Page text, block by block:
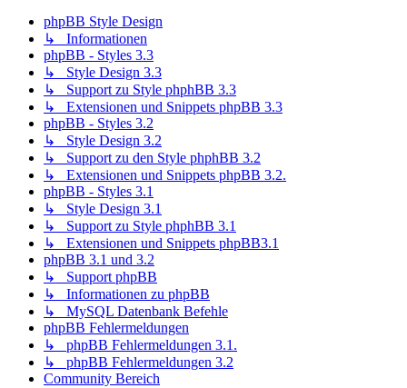
phpBB Style Design
↳ Informationen
phpBB - Styles 3.3
↳ Style Design 3.3
↳ Support zu Style phphBB 3.3
↳ Extensionen und Snippets phpBB 3.3
phpBB - Styles 3.2
↳ Style Design 3.2
↳ Support zu den Style phphBB 3.2
↳ Extensionen und Snippets phpBB 3.2.
phpBB - Styles 3.1
↳ Style Design 3.1
↳ Support zu Style phphBB 3.1
↳ Extensionen und Snippets phpBB3.1
phpBB 3.1 und 3.2
↳ Support phpBB
↳ Informationen zu phpBB
↳ MySQL Datenbank Befehle
phpBB Fehlermeldungen
↳ phpBB Fehlermeldungen 3.1.
↳ phpBB Fehlermeldungen 3.2
Community Bereich